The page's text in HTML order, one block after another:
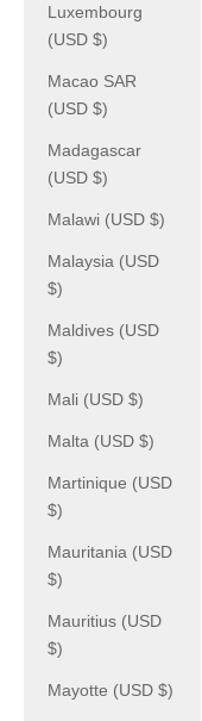
Luxembourg
(USD $)
Macao SAR
(USD $)
Madagascar
(USD $)
Malawi (USD $)
Malaysia (USD
$)
Maldives (USD
$)
Mali (USD $)
Malta (USD $)
Martinique (USD
$)
Mauritania (USD
$)
Mauritius (USD
$)
Mayotte (USD $)